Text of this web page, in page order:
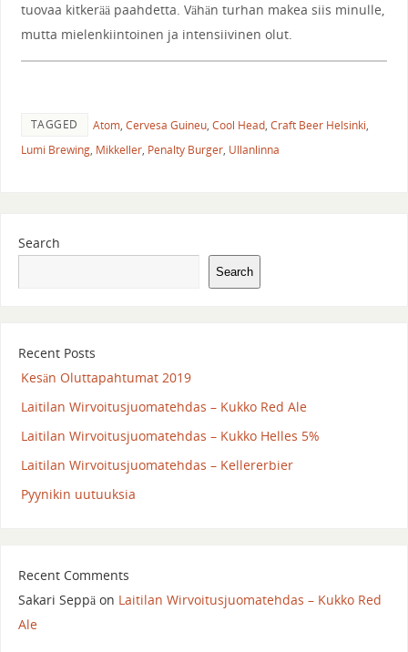
tuovaa kitkerää paahdetta. Vähän turhan makea siis minulle,
mutta mielenkiintoinen ja intensiivinen olut.
TAGGED Atom, Cervesa Guineu, Cool Head, Craft Beer Helsinki,
Lumi Brewing, Mikkeller, Penalty Burger, Ullanlinna
Search
Search
Recent Posts
Kesän Oluttapahtumat 2019
Laitilan Wirvoitusjuomatehdas – Kukko Red Ale
Laitilan Wirvoitusjuomatehdas – Kukko Helles 5%
Laitilan Wirvoitusjuomatehdas – Kellererbier
Pyynikin uutuuksia
Recent Comments
Sakari Seppäon Laitilan Wirvoitusjuomatehdas – Kukko Red
Ale